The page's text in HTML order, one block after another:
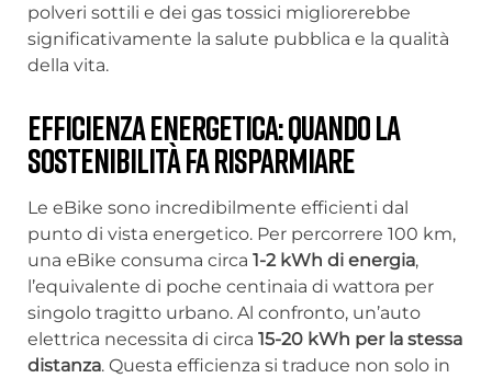
polveri sottili e dei gas tossici migliorerebbe
significativamente la salute pubblica e la qualità
della vita.
Efficienza Energetica: Quando la
sostenibilità fa risparmiare
Le eBike sono incredibilmente efficienti dal
punto di vista energetico. Per percorrere 100 km,
una eBike consuma circa 1-2 kWh di energia,
l’equivalente di poche centinaia di wattora per
singolo tragitto urbano. Al confronto, un’auto
elettrica necessita di circa 15-20 kWh per la stessa
distanza. Questa efficienza si traduce non solo in